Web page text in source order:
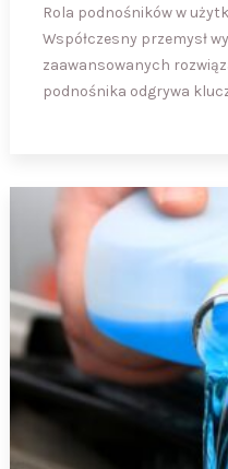
Rola podnośników w
Współczesny przemysł
zaawansowanych
podnośnika odgrywa